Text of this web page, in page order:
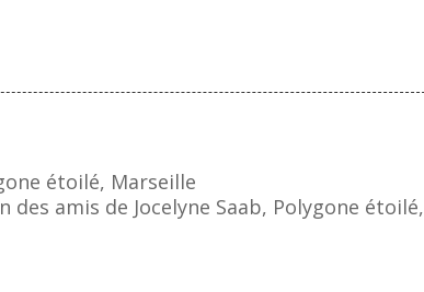
étoilé, Marseille
amis de Jocelyne Saab, Polygone étoilé,